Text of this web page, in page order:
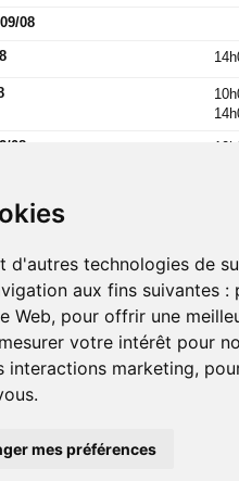
d'autres technologies de
aux fins suivantes :
Web, pour offrir une
votre intérêt pour
interactions marketing,
.
mes préférences
08
08
acheter artifices à Carnon
vente Foulards basques à